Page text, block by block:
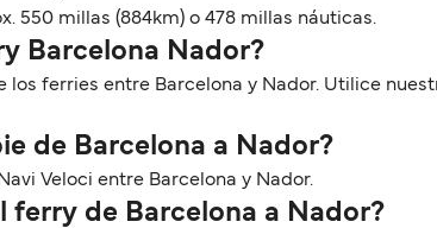
550 millas (884km) o 478 millas náuticas.
Barcelona Nador?
los ferries entre Barcelona y Nador. Utilice
de Barcelona a Nador?
Veloci entre Barcelona y Nador.
ferry de Barcelona a Nador?